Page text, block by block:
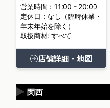
営業時間：11:00 - 20:00
定休日：なし（臨時休業・
年末年始を除く）
取扱商材: すべて
店舗詳細・地図
関西
▶